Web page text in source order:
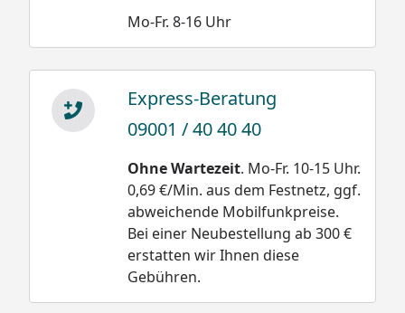
Mo-Fr. 8-16 Uhr
Express-Beratung
09001 / 40 40 40
Ohne Wartezeit. Mo-Fr. 10-15 Uhr.
0,69 €/Min. aus dem Festnetz, ggf.
abweichende Mobilfunkpreise.
Bei einer Neubestellung ab 300 €
erstatten wir Ihnen diese
Gebühren.